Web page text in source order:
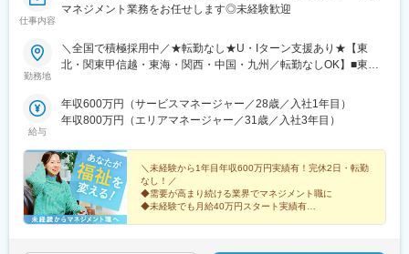
仕事内容
マネジメント業務をお任せします◎未経験歓迎
勤務地
＼全国で積極採用中／★転勤なし★U・Iターン支援あり★【東
北・関東甲信越・東海・関西・中国・九州／転勤なしOK】■東北
木、群馬、埼玉、千葉、東京、神奈川、新潟、富山、山梨、長野■
東海／岐阜、静岡、愛知、三重■関西／滋賀、京都、大阪、兵庫、
媛、高知■九州／福岡、佐賀、長崎、熊本、大分、宮崎、鹿児島、
沖縄★【エリア勤務希望・移住希望の方優遇】：サポート制度も
充実していますので、現在のお住まいに関わらずご希望をお知ら
せください！☆『寮費無料プラン』あり（規定有）：下記勤務地
希望・移住希望の方はお気軽にご相談ください！※【北海道】【東
京都】【神奈川県】【新潟県】【三重県】【滋賀県】【沖縄県】
給与
年収600万円（サービスマネージャー／28歳／入社1年目）
年収800万円（エリアマネージャー／31歳／入社3年目）
＼未経験から1年目年収600万円実績有！完休2日・転勤
なし！／
◆需要が高まり続ける業界でマネジメント職に
◆未経験でも月給40万円スタート実績有